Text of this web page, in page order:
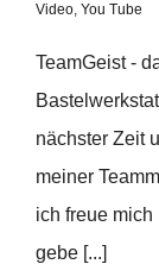
Video, You Tube
TeamGeist -
nächster Zeit
meiner
ich freue
gebe [...]